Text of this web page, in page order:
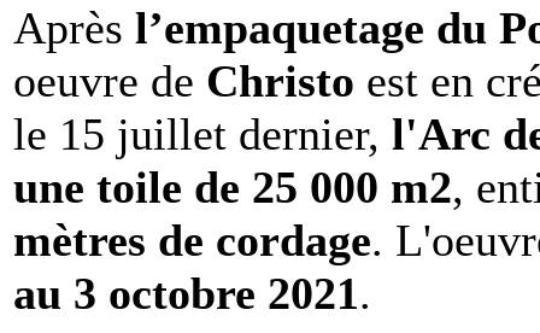
Après l’empaquetage du
oeuvre de Christo est en
le 15 juillet dernier, l'Arc
une toile de 25 000 m2,
mètres de cordage.
au 3 octobre 2021.